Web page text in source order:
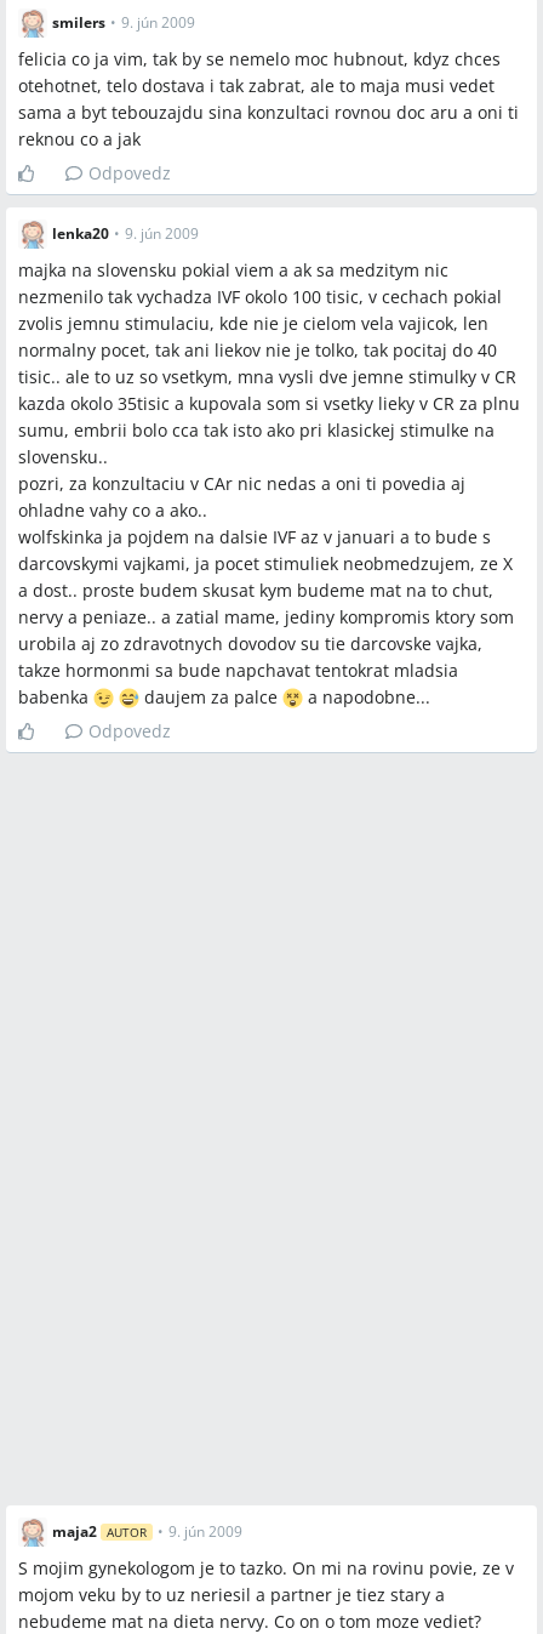
smilers • 9. jún 2009
felicia co ja vim, tak by se nemelo moc hubnout, kdyz chces
otehotnet, telo dostava i tak zabrat, ale to maja musi vedet
sama a byt tebouzajdu sina konzultaci rovnou doc aru a oni ti
reknou co a jak
Odpovedz
lenka20 • 9. jún 2009
majka na slovensku pokial viem a ak sa medzitym nic
nezmenilo tak vychadza IVF okolo 100 tisic, v cechach pokial
zvolis jemnu stimulaciu, kde nie je cielom vela vajicok, len
normalny pocet, tak ani liekov nie je tolko, tak pocitaj do 40
tisic.. ale to uz so vsetkym, mna vysli dve jemne stimulky v CR
kazda okolo 35tisic a kupovala som si vsetky lieky v CR za plnu
sumu, embrii bolo cca tak isto ako pri klasickej stimulke na
slovensku..
pozri, za konzultaciu v CAr nic nedas a oni ti povedia aj
ohladne vahy co a ako..
wolfskinka ja pojdem na dalsie IVF az v januari a to bude s
darcovskymi vajkami, ja pocet stimuliek neobmedzujem, ze X
a dost.. proste budem skusat kym budeme mat na to chut,
nervy a peniaze.. a zatial mame, jediny kompromis ktory som
urobila aj zo zdravotnych dovodov su tie darcovske vajka,
takze hormonmi sa bude napchavat tentokrat mladsia
babenka
daujem za palce
a napodobne...
Odpovedz
maja2 AUTOR • 9. jún 2009
S mojim gynekologom je to tazko. On mi na rovinu povie, ze v
mojom veku by to uz neriesil a partner je tiez stary a
nebudeme mat na dieta nervy. Co on o tom moze vediet?